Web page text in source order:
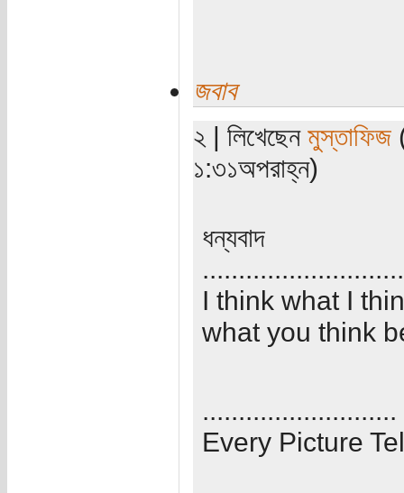
জবাব
২ | লিখেছেন মুস্তাফিজ
১:৩১অপরাহ্ন)
ধন্যবাদ
I think what I
what you think
...........................
Every Picture